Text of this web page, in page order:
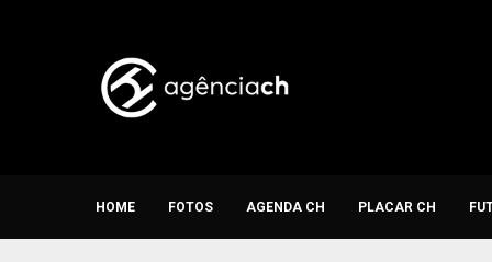
HOME FOTOS AGENDA CH PLACAR CH